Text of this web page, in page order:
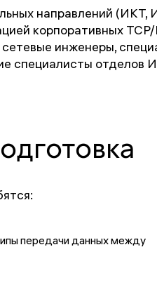
направлений (ИКТ,
корпоративных
инженеры,
специалисты отделов
передачи данных между